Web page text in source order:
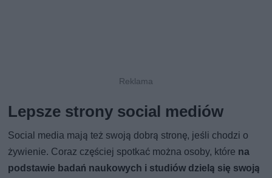
Lepsze strony social mediów
Social media mają też swoją dobrą stronę, jeśli chodzi o
żywienie. Coraz częściej spotkać można osoby, które na
podstawie badań naukowych i studiów dzielą się swoją